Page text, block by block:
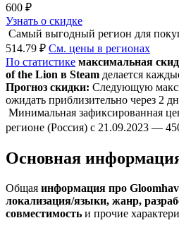
600 ₽
Узнать о скидке
Самый выгодный регион для
514.79 ₽ См. цены в регионах
По статистике максимальная
of the Lion в Steam делается
Прогноз скидки: Следующую
ожидать приблизительно через 2
Минимальная зафиксированная
регионе (Россия) с 21.09.2023 —
Основная
Общая информация про
локализация/языки, жанр,
совместимость и прочие